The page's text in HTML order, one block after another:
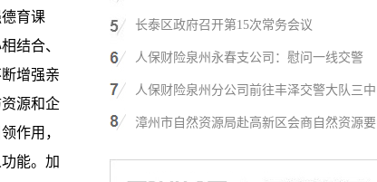
育课
结合、
增强亲
源和企
作用，
能。加
长泰区政府召开第15次常务会议
人保财险泉州永春支公司：慰问一线交警
人保财险泉州分公司前往丰泽交警大队三中
漳州市自然资源局赴高新区会商自然资源要